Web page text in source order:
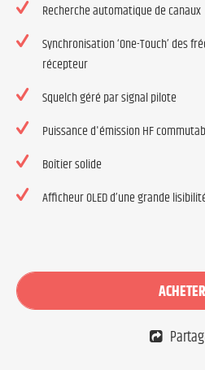
Recherche automatique de canaux
Synchronisation ‘One-Touch’ des
récepteur
Squelch géré par signal pilote
Puissance d'émission HF
Boîtier solide
Afficheur OLED d’une grande
ACHETER